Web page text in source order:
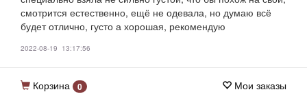
смотрится естественно, ещё не одевала, но думаю всё
будет отлично, густо а хорошая, рекомендую
2022-08-19 13:17:56
Корзина 0 Мои заказы